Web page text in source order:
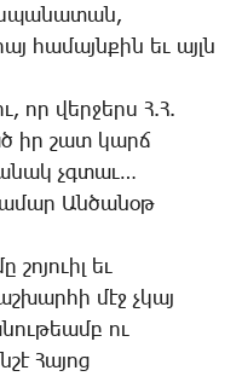
հա­մայն­քին եւ այլն
որ վեր­ջերս Հ.Հ.
իր շատ կարճ
չգտաւ…
Ան­ծա­նօթ
շո­յո­ւիլ եւ
մէջ չկայ
ու
­Հա­յոց